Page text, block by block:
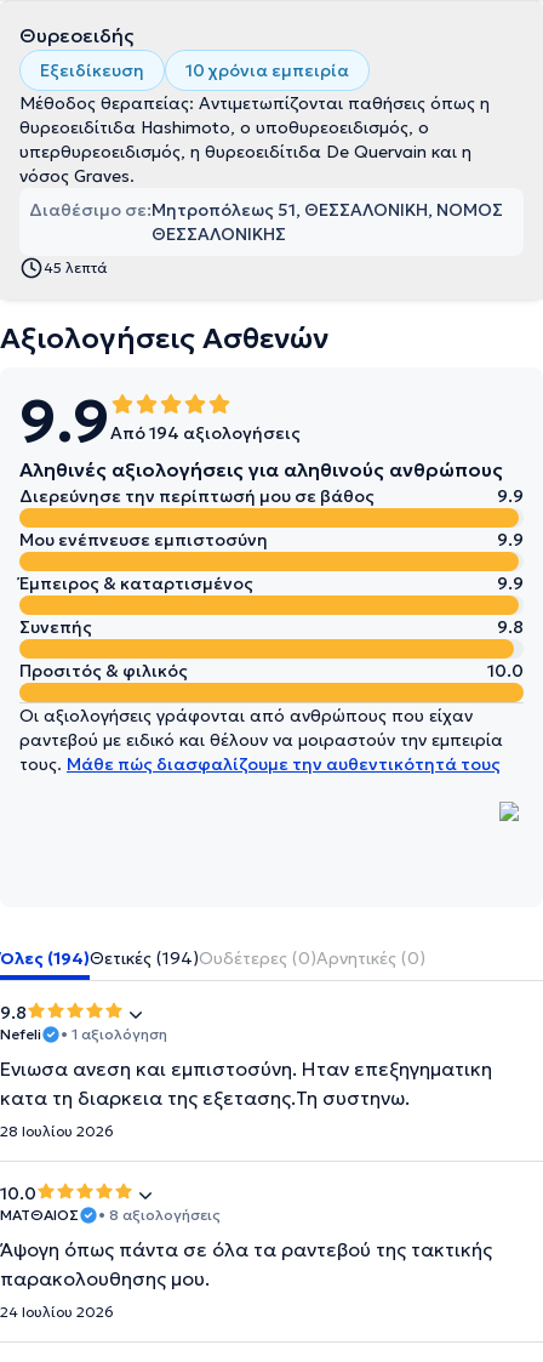
Θυρεοειδής
Εξειδίκευση
10 χρόνια εμπειρία
Μέθοδος θεραπείας: Αντιμετωπίζονται παθήσεις όπως η
θυρεοειδίτιδα Hashimoto, ο υποθυρεοειδισμός, ο
υπερθυρεοειδισμός, η θυρεοειδίτιδα De Quervain και η
νόσος Graves.
Διαθέσιμο σε:Μητροπόλεως 51, ΘΕΣΣΑΛΟΝΙΚΗ, ΝΟΜΟΣ
ΘΕΣΣΑΛΟΝΙΚΗΣ
45 λεπτά
Αξιολογήσεις Ασθενών
9.9Από 194 αξιολογήσεις
Αληθινές αξιολογήσεις για αληθινούς ανθρώπους
Διερεύνησε την περίπτωσή μου σε βάθος
9.9
Μου ενέπνευσε εμπιστοσύνη
9.9
Έμπειρος & καταρτισμένος
9.9
Συνεπής
9.8
Προσιτός & φιλικός
10.0
Οι αξιολογήσεις γράφονται από ανθρώπους που είχαν
ραντεβού με ειδικό και θέλουν να μοιραστούν την εμπειρία
τους. Μάθε πώς διασφαλίζουμε την αυθεντικότητά τους
Όλες (194)Θετικές (194)Ουδέτερες (0)Αρνητικές (0)
9.8
Nefeli • 1 αξιολόγηση
Ενιωσα ανεση και εμπιστοσύνη. Ηταν επεξηγηματικη
κατα τη διαρκεια της εξετασης.Τη συστηνω.
28 Ιουλίου 2026
10.0
ΜΑΤΘΑΙΟΣ • 8 αξιολογήσεις
Άψογη όπως πάντα σε όλα τα ραντεβού της τακτικής
παρακολουθησης μου.
24 Ιουλίου 2026